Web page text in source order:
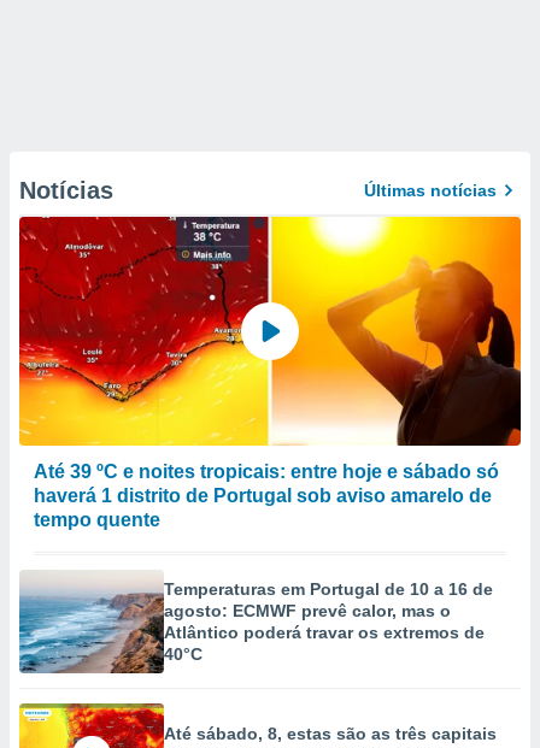
Notícias Últimas notícias
Até 39 ºC e noites tropicais: entre hoje e sábado só
haverá 1 distrito de Portugal sob aviso amarelo de
tempo quente
Temperaturas em Portugal de 10 a 16 de
agosto: ECMWF prevê calor, mas o
Atlântico poderá travar os extremos de
40°C
Até sábado, 8, estas são as três capitais